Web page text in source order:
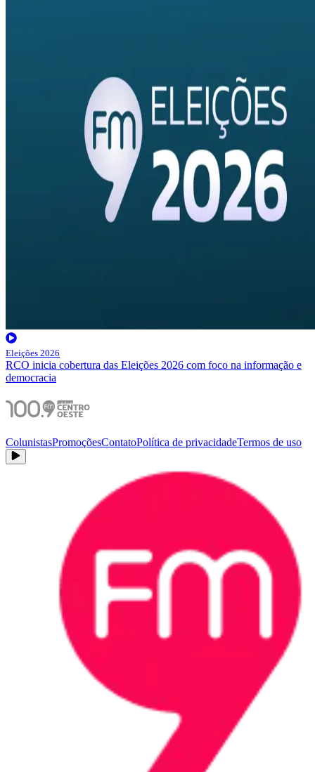
Eleições 2026
RCO inicia cobertura das Eleições 2026 com foco na informação e
democracia
ColunistasPromoçõesContatoPolítica de privacidadeTermos de uso